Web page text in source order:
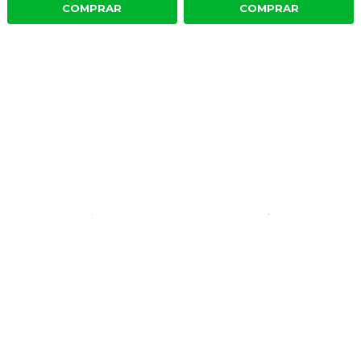
COMPRAR COMPRAR